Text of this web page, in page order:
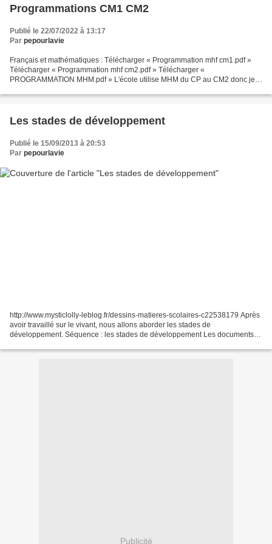
Programmations CM1 CM2
Publié le 22/07/2022 à 13:17
Par pepourlavie
Français et mathématiques : Télécharger « Programmation mhf cm1.pdf »
Télécharger « Programmation mhf cm2.pdf » Télécharger «
PROGRAMMATION MHM.pdf » L'école utilise MHM du CP au CM2 donc je
Les stades de développement
Publié le 15/09/2013 à 20:53
Par pepourlavie
http://www.mysticlolly-leblog.fr/dessins-matieres-scolaires-c22538179 Après
avoir travaillé sur le vivant, nous allons aborder les stades de
développement. Séquence : les stades de développement Les documents
Publicité